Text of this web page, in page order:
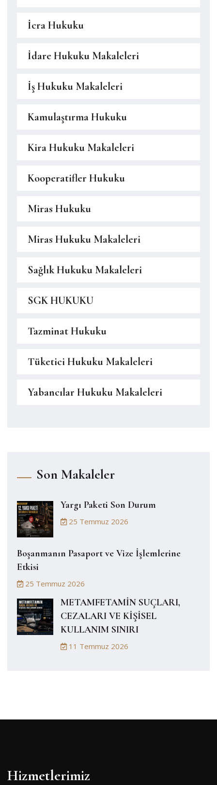
İcra Hukuku
İdare Hukuku Makaleleri
İş Hukuku Makaleleri
Kamulaştırma Hukuku
Kira Hukuku Makaleleri
Kooperatifler Hukuku
Miras Hukuku
Miras Hukuku Makaleleri
Sağlık Hukuku Makaleleri
SGK HUKUKU
Tazminat Hukuku
Tüketici Hukuku Makaleleri
Yabancılar Hukuku Makaleleri
Son Makaleler
Yargı Paketi Son Durum
25 Temmuz 2026
Boşanmanın Pasaport ve Vize İşlemlerine
Etkisi
25 Temmuz 2026
METAMFETAMİN SUÇLARI,
CEZALARI VE KİŞİSEL
KULLANIM SINIRI
11 Temmuz 2026
Hizmetlerimiz